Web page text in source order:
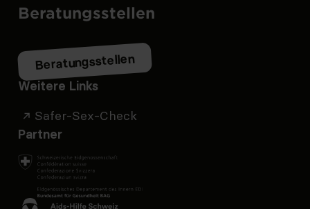
Beratungsstellen
Beratungsstellen
Weitere Links
Safer-Sex-Check
Partner